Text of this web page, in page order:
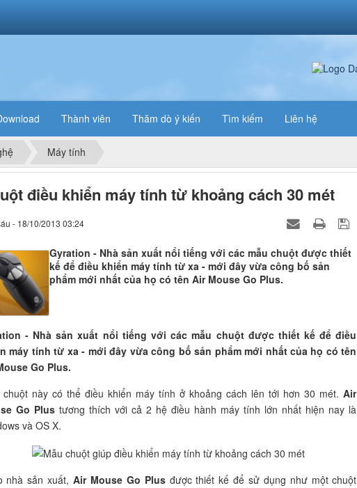
Thành viên Thăm dò ý kiến Tìm kiếm Liên hệ
Máy tính
điều khiển máy tính từ khoảng cách 30 mét
- 18/10/2013 03:24
Gyration - Nhà sản xuất nổi tiếng với các mẫu chuột được thiết
kế để điều khiển máy tính từ xa - mới đây vừa công bố sản
phẩm mới nhất của họ có tên Air Mouse Go Plus.
- Nhà sản xuất nổi tiếng với các mẫu chuột được thiết kế để điều
máy tính từ xa - mới đây vừa công bố sản phẩm mới nhất của họ có tên
Go Plus.
chuột này có thể điều khiển máy tính ở khoảng cách lên tới hơn 30 mét.Air
Go Plustương thích với cả 2 hệ điều hành máy tính lớn nhất hiện nay là
và OS X.
nhà sản xuất,Air Mouse Go Plusđược thiết kế để sử dụng như một chuột